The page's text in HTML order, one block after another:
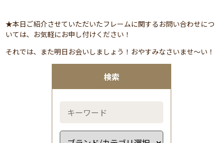
検索
★本日ご紹介させていただいたフレームに関するお問い合わせにつ
いては、お気軽にお申し付けください！
それでは、また明日お会いしましょう！おやすみなさいませ～い！